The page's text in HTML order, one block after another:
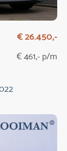
€ 26.450,-
€ 461,- p/m